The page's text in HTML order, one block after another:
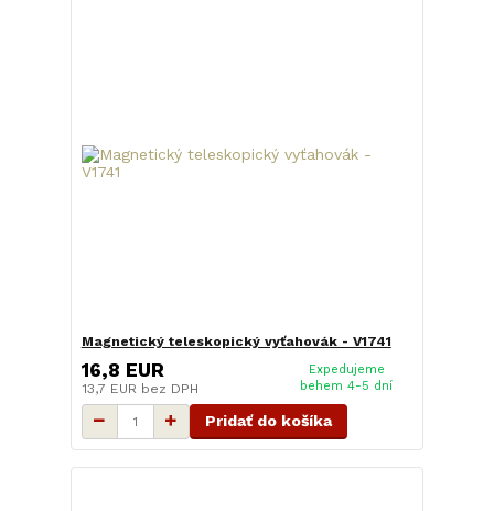
Magnetický teleskopický vyťahovák - V1741
16,8 EUR
13,7 EUR bez DPH
Expedujeme
behem 4-5 dní
Pridať do košíka